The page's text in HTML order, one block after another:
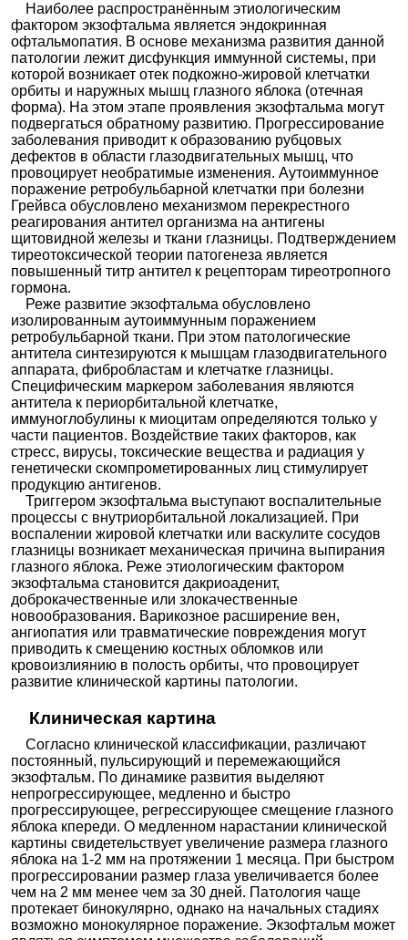
Наиболее распространённым этиологическим
фактором экзофтальма является эндокринная
офтальмопатия. В основе механизма развития данной
патологии лежит дисфункция иммунной системы, при
которой возникает отек подкожно-жировой клетчатки
орбиты и наружных мышц глазного яблока (отечная
форма). На этом этапе проявления экзофтальма могут
подвергаться обратному развитию. Прогрессирование
заболевания приводит к образованию рубцовых
дефектов в области глазодвигательных мышц, что
провоцирует необратимые изменения. Аутоиммунное
поражение ретробульбарной клетчатки при болезни
Грейвса обусловлено механизмом перекрестного
реагирования антител организма на антигены
щитовидной железы и ткани глазницы. Подтверждением
тиреотоксической теории патогенеза является
повышенный титр антител к рецепторам тиреотропного
гормона.
Реже развитие экзофтальма обусловлено
изолированным аутоиммунным поражением
ретробульбарной ткани. При этом патологические
антитела синтезируются к мышцам глазодвигательного
аппарата, фибробластам и клетчатке глазницы.
Специфическим маркером заболевания являются
антитела к периорбитальной клетчатке,
иммуноглобулины к миоцитам определяются только у
части пациентов. Воздействие таких факторов, как
стресс, вирусы, токсические вещества и радиация у
генетически скомпрометированных лиц стимулирует
продукцию антигенов.
Триггером экзофтальма выступают воспалительные
процессы с внутриорбитальной локализацией. При
воспалении жировой клетчатки или васкулите сосудов
глазницы возникает механическая причина выпирания
глазного яблока. Реже этиологическим фактором
экзофтальма становится дакриоаденит,
доброкачественные или злокачественные
новообразования. Варикозное расширение вен,
ангиопатия или травматические повреждения могут
приводить к смещению костных обломков или
кровоизлиянию в полость орбиты, что провоцирует
развитие клинической картины патологии.
Клиническая картина
Согласно клинической классификации, различают
постоянный, пульсирующий и перемежающийся
экзофтальм. По динамике развития выделяют
непрогрессирующее, медленно и быстро
прогрессирующее, регрессирующее смещение глазного
яблока кпереди. О медленном нарастании клинической
картины свидетельствует увеличение размера глазного
яблока на 1-2 мм на протяжении 1 месяца. При быстром
прогрессировании размер глаза увеличивается более
чем на 2 мм менее чем за 30 дней. Патология чаще
протекает бинокулярно, однако на начальных стадиях
возможно монокулярное поражение. Экзофтальм может